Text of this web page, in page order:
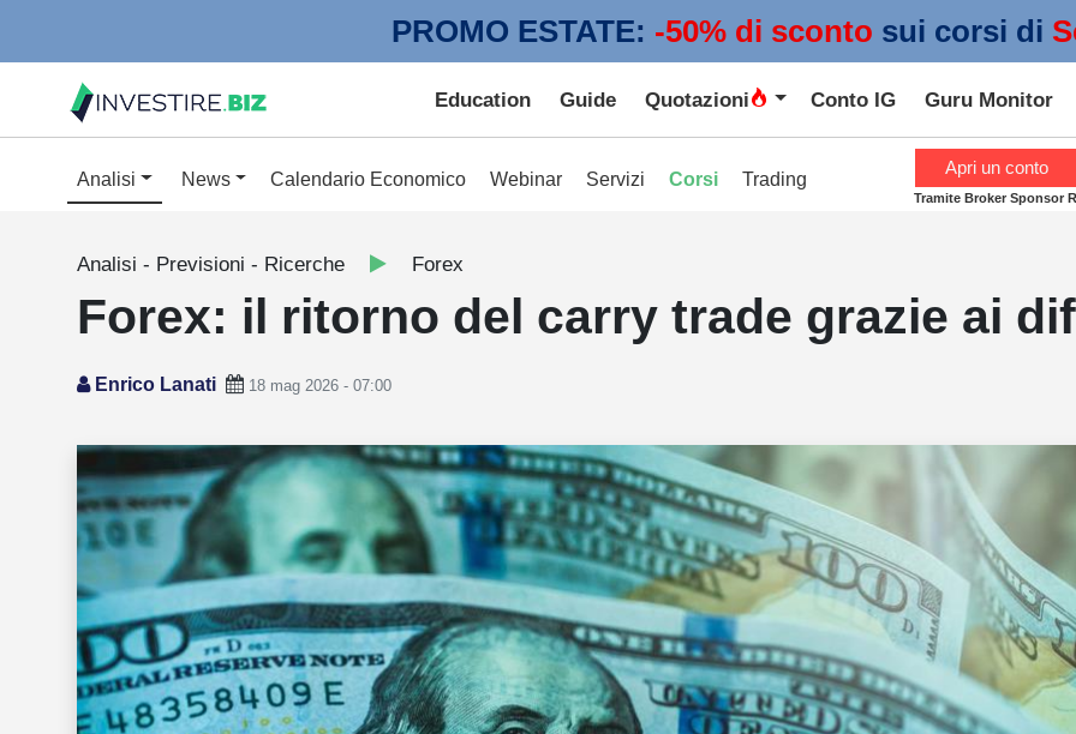
PROMO ESTATE: -50% di sconto sui corsi di
Education Guide Quotazioni Conto IG Guru Monitor
Analisi News Calendario Economico Webinar Servizi Corsi Trading
Apri un conto
Tramite Broker Sponsor
Analisi - Previsioni - Ricerche Forex
Forex: il ritorno del carry trade grazie ai
Enrico Lanati 18 mag 2026 - 07:00